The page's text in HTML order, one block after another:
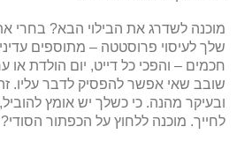
מוכנה לשדרג את הבילוי הבא? בחרי
שלך לעיסוי פרוסטטה – מתוספים
חכמים – והפכי כל דייט, יום הולדת או
שובב שאי אפשר להפסיק לדבר עליו.
ובעיקר מהנה. כי כשלך יש אומץ
לחייך. מוכנה ללחוץ על הכפתור הסודי?